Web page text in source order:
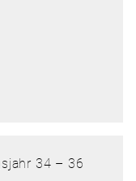
34 – 36